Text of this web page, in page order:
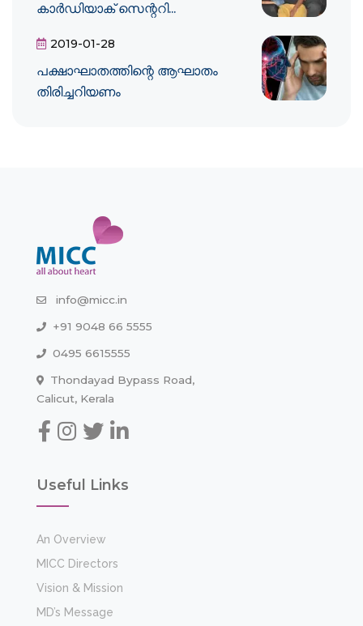
കാർഡിയാക് സെന്ററി...
2019-01-28
പക്ഷാഘാതത്തിന്റെ ആഘാതം
തിരിച്ചറിയണം
info@micc.in
+91 9048 66 5555
0495 6615555
Thondayad Bypass Road,
Calicut, Kerala
Useful Links
An Overview
MICC Directors
Vision & Mission
MD’s Message